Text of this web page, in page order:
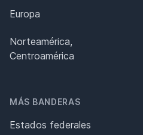
Europa
Norteamérica,
Centroamérica
MÁS BANDERAS
Estados federales